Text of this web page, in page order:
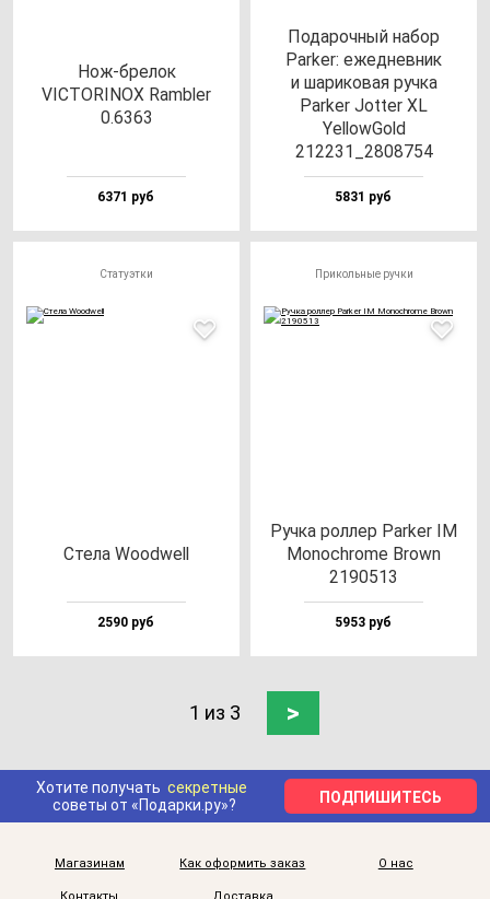
Нож-бре­лок
VICTORINOX Ram­bler
0.6363
6371 руб
Подарочный набор
Parker: ежедневник
и шариковая ручка
Parker Jotter XL
YellowGold
212231_2808754
5831 руб
Статуэтки
Сте­ла Wood­well
2590 руб
Прикольные ручки
Руч­ка рол­лер Par­ker IM
Monoc­hro­me Brown
2190513
5953 руб
1 из 3 >
Хотите получать секретные
советы от «Подарки.ру»?
ПОДПИШИТЕСЬ
Магазинам Как оформить заказ О нас